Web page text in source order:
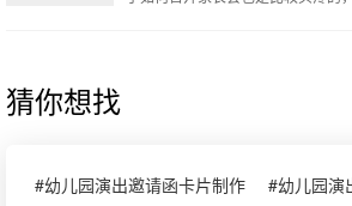
猜你想找
#幼儿园演出邀请函卡片制作